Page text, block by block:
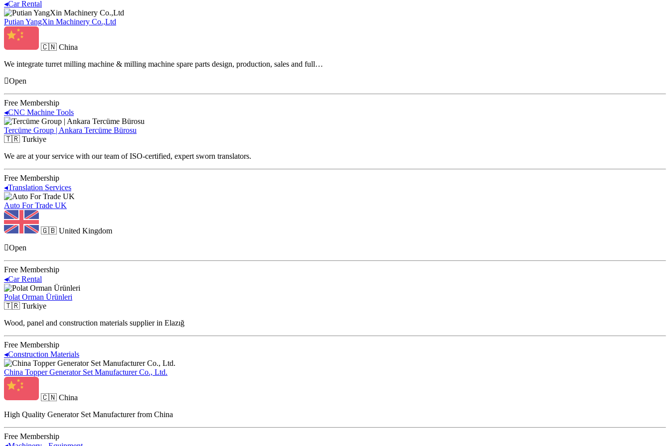
◂Car Rental
Putian YangXin Machinery Co.,Ltd
🇨🇳 China
We integrate turret milling machine & milling machine spare parts design, production, sales and full…
Open
Free Membership
◂CNC Machine Tools
Tercüme Group | Ankara Tercüme Bürosu
🇹🇷 Turkiye
We are at your service with our team of ISO-certified, expert sworn translators.
Free Membership
◂Translation Services
Auto For Trade UK
🇬🇧 United Kingdom
Open
Free Membership
◂Car Rental
Polat Orman Ürünleri
🇹🇷 Turkiye
Wood, panel and construction materials supplier in Elazığ
Free Membership
◂Construction Materials
China Topper Generator Set Manufacturer Co., Ltd.
🇨🇳 China
High Quality Generator Set Manufacturer from China
Free Membership